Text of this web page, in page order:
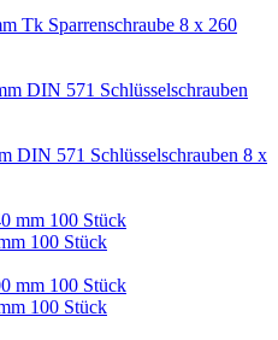
Tk Sparrenschraube 8 x 260
Schlüsselschrauben
Schlüsselschrauben 8 x
100 Stück
100 Stück